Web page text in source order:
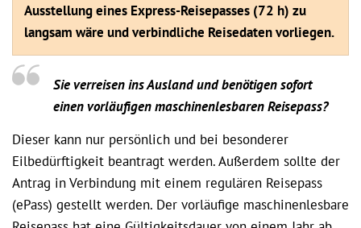
Ausstellung eines Express-Reisepasses (72 h) zu
langsam wäre und verbindliche Reisedaten vorliegen.
Sie verreisen ins Ausland und benötigen sofort
einen vorläufigen maschinenlesbaren Reisepass?
Dieser kann nur persönlich und bei besonderer
Eilbedürftigkeit beantragt werden. Außerdem sollte der
Antrag in Verbindung mit einem regulären Reisepass
(ePass) gestellt werden. Der vorläufige maschinenlesbare